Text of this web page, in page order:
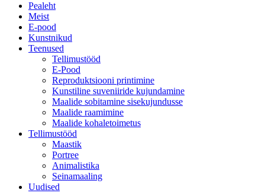
Pealeht
Meist
E-pood
Kunstnikud
Teenused
Tellimustööd
E-Pood
Reproduktsiooni printimine
Kunstiline suveniiride kujundamine
Maalide sobitamine sisekujundusse
Maalide raamimine
Maalide kohaletoimetus
Tellimustööd
Maastik
Portree
Animalistika
Seinamaaling
Uudised